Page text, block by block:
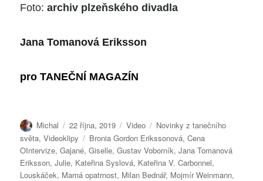
Foto:archiv plzeňského divadla
Jana Tomanová Eriksson
proTANEČNÍ MAGAZÍN
Autor:
Michal Publikováno:
22 října, 2019 Formát:
Video Rubriky:
Novinky z tanečního
světa,Videoklipy Štítky:
Bronia Gordon Erikssonová,Cena
OIntervize,Gajané,Giselle,Gustav Voborník,Jana Tomanová
Eriksson,Julie, Kateřina Syslová, Kateřina V. Carbonnel,
Louskáček, Marná opatrnost, Milan Bednář, Mojmír Weinmann,